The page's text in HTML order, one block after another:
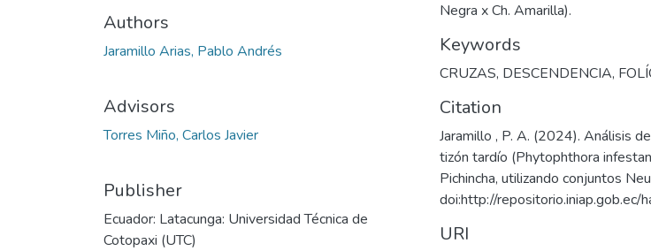
Authors
Jaramillo Arias, Pablo Andrés
Advisors
Torres Miño, Carlos Javier
Publisher
Ecuador: Latacunga: Universidad Técnica de
Cotopaxi (UTC)
Negra x Ch. Amarilla).
Keywords
CRUZAS, DESCENDENCIA,
Citation
Jaramillo , P. A. (2024). Análisis
tizón tardío (Phytophthora
Pichincha, utilizando conjuntos
doi:http://
URI